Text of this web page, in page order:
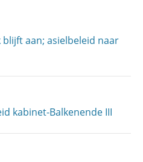
aan; asielbeleid naar
kabinet-Balkenende III